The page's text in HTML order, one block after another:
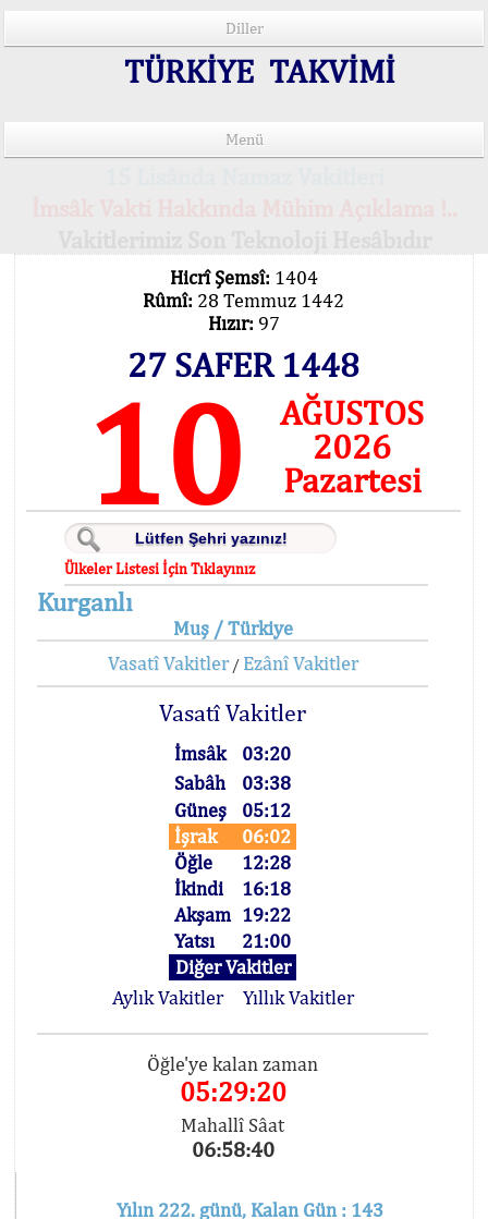
Diller
TÜRKİYE TAKVİMİ
Menü
Hicrî Şemsî: 1404
Rûmî: 28 Temmuz 1442
Hızır: 97
27 SAFER 1448
10
AĞUSTOS
2026
Pazartesi
Ülkeler Listesi İçin Tıklayınız
Kurganlı
Muş / Türkiye
Vasatî Vakitler/ Ezânî Vakitler
Vasatî Vakitler
İmsâk
03:20
Sabâh
03:38
Güneş
05:12
İşrak
06:02
Öğle
12:28
İkindi
16:18
Akşam 19:22
Yatsı
21:00
Diğer Vakitler
Aylık Vakitler
Yıllık Vakitler
Öğle'ye kalan zaman
05:29:20
Mahallî Sâat
06:58:40
Yılın 222. günü, Kalan Gün : 143